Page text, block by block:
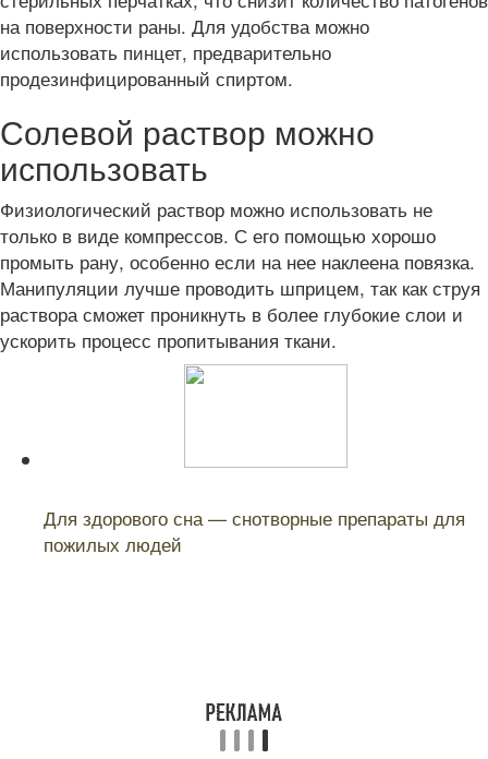
на поверхности раны. Для удобства можно
использовать пинцет, предварительно
продезинфицированный спиртом.
Солевой раствор можно
использовать
Физиологический раствор можно использовать не
только в виде компрессов. С его помощью хорошо
промыть рану, особенно если на нее наклеена повязка.
Манипуляции лучше проводить шприцем, так как струя
раствора сможет проникнуть в более глубокие слои и
ускорить процесс пропитывания ткани.
Для здорового сна — снотворные препараты для
пожилых людей